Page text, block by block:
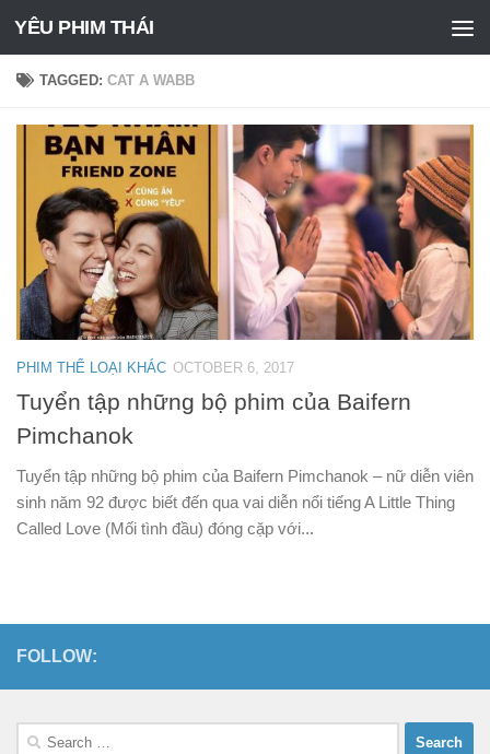
Skip to content
YÊU PHIM THÁI
TAGGED:CAT A WABB
PHIM THỂ LOẠI KHÁC OCTOBER 6, 2017
Tuyển tập những bộ phim của Baifern
Pimchanok
Tuyển tập những bộ phim của Baifern Pimchanok – nữ diễn viên
sinh năm 92 được biết đến qua vai diễn nổi tiếng A Little Thing
Called Love (Mối tình đầu) đóng cặp với...
FOLLOW:
Search